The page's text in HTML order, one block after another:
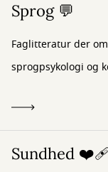
Sprog 💬
Faglitteratur der
sprogpsykologi og
Sundhed